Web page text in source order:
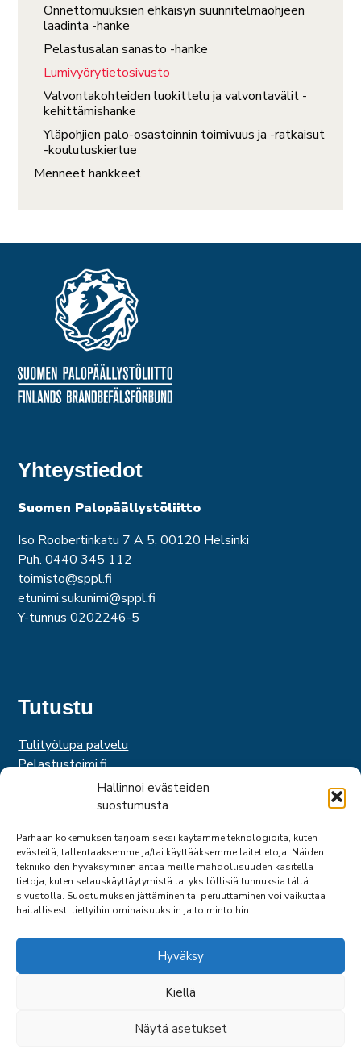
Hallinnoi evästeiden
suostumusta
Parhaan kokemuksen tarjoamiseksi käytämme teknologioita, kuten
evästeitä, tallentaaksemme ja/tai käyttääksemme laitetietoja. Näiden
tekniikoiden hyväksyminen antaa meille mahdollisuuden käsitellä
tietoja, kuten selauskäyttäytymistä tai yksilöllisiä tunnuksia tällä
sivustolla. Suostumuksen jättäminen tai peruuttaminen voi vaikuttaa
haitallisesti tiettyihin ominaisuuksiin ja toimintoihin.
Hyväksy
Kiellä
Näytä asetukset
Onnettomuuksien ehkäisyn suunnitelmaohjeen
laadinta -hanke
Pelastusalan sanasto -hanke
Lumivyörytietosivusto
Valvontakohteiden luokittelu ja valvontavälit -
kehittämishanke
Yläpohjien palo-osastoinnin toimivuus ja -ratkaisut
-koulutuskiertue
Menneet hankkeet
Yhteystiedot
Suomen Palopäällystöliitto
Iso Roobertinkatu 7 A 5, 00120 Helsinki
Puh. 0440 345 112
toimisto@sppl.fi
etunimi.sukunimi@sppl.fi
Y-tunnus 0202246-5
Tutustu
Tulityölupa palvelu
Pelastustoimi.fi
Hätäkeskuslaitos
Palosuojelurahasto
Suomen Pelastusalan Keskusjärjestö
SPEK
Federation of EUropean Fire Officers